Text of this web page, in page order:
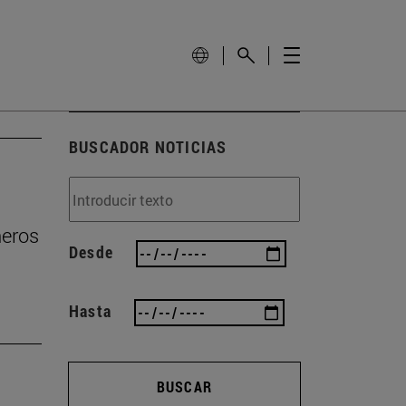
BUSCADOR NOTICIAS
Desde
Hasta
BUSCAR